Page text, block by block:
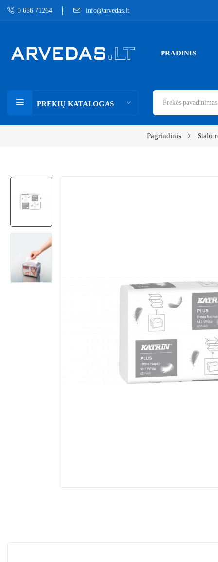
0 656 71264 info@arvedas.lt
PRADINIS
PREKIŲ KATALOGAS
Pagrindinis Stalo